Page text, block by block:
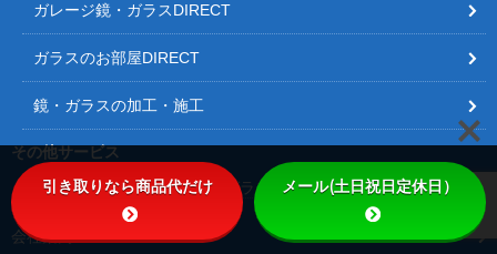
ガレージ鏡・ガラスDIRECT
ガラスのお部屋DIRECT
鏡・ガラスの加工・施工
その他サービス
オリジナルの鏡・ガラス
ガラステーブル 落書きガラス
会社案内
引き取りなら商品代だけ メール(土日祝日定休日）